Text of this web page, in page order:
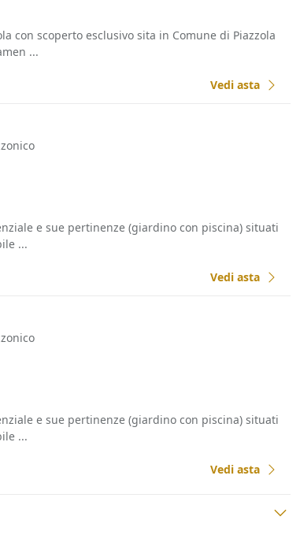
con scoperto esclusivo sita in Comune di Piazzola
...
Vedi asta
e sue pertinenze (giardino con piscina) situati
...
Vedi asta
e sue pertinenze (giardino con piscina) situati
...
Vedi asta